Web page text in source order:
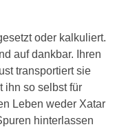
oder kalkuliert.
auf dankbar. Ihren
transportiert sie
ihn so selbst für
Leben weder Xatar
hinterlassen